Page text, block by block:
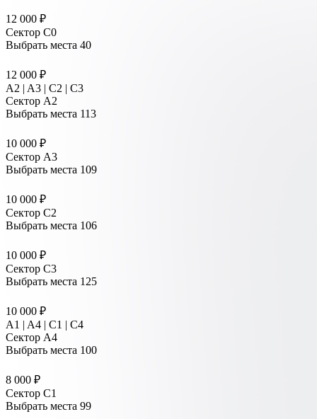
12 000 ₽
Сектор C0
Выбрать места 40
12 000 ₽
A2 | A3 | C2 | C3
Сектор A2
Выбрать места 113
10 000 ₽
Сектор A3
Выбрать места 109
10 000 ₽
Сектор C2
Выбрать места 106
10 000 ₽
Сектор C3
Выбрать места 125
10 000 ₽
A1 | A4 | C1 | C4
Сектор A4
Выбрать места 100
8 000 ₽
Сектор C1
Выбрать места 99